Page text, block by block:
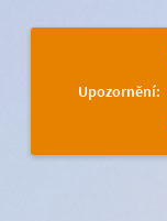
Upozornění: